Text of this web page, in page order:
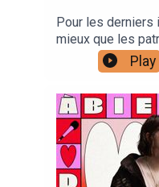
Pour les derniers
mieux que les
une petite leçon
toi :Laura
animation Lou
Carrour : vignette
Play